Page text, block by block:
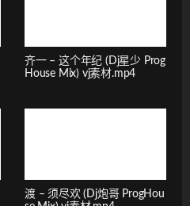
齐一 – 这个年纪 (Dj星少 Prog
House Mix) vj素材.mp4
渡 – 须尽欢 (Dj炮哥 ProgHou